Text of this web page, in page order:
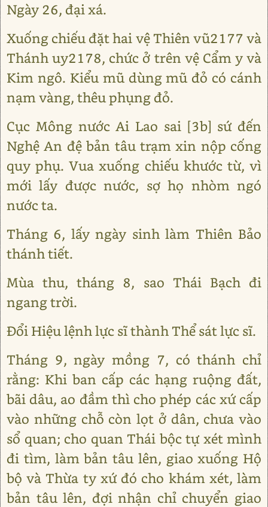
Ngày 26, đại xá.
Xuống chiếu đặt hai vệ Thiên vũ2177 và
Thánh uy2178, chức ở trên vệ Cẩm y và
Kim ngô. Kiểu mũ dùng mũ đỏ có cánh
nạm vàng, thêu phụng đỏ.
Cục Mông nước Ai Lao sai [3b] sứ đến
Nghệ An đệ bản tâu trạm xin nộp cống
quy phụ. Vua xuống chiếu khước từ, vì
mới lấy được nước, sợ họ nhòm ngó
nước ta.
Tháng 6, lấy ngày sinh làm Thiên Bảo
thánh tiết.
Mùa thu, tháng 8, sao Thái Bạch đi
ngang trời.
Đổi Hiệu lệnh lực sĩ thành Thể sát lực sĩ.
Tháng 9, ngày mồng 7, có thánh chỉ
rằng: Khi ban cấp các hạng ruộng đất,
bãi dâu, ao đầm thì cho phép các xứ cấp
vào những chỗ còn lọt ở dân, chưa vào
sổ quan; cho quan Thái bộc tự xét mình
đi tìm, làm bản tâu lên, giao xuống Hộ
bộ và Thừa ty xứ đó cho khám xét, làm
bản tâu lên, đợi nhận chỉ chuyển giao